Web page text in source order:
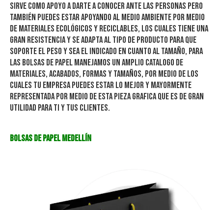
Sirve como apoyo a darte a conocer ante las personas pero
también puedes estar apoyando al medio ambiente por medio
de materiales ecológicos y reciclables, los cuales tiene una
gran resistencia y se adapta al tipo de producto para que
soporte el peso y sea el indicado en cuanto al tamaño, para
las bolsas de papel manejamos un amplio catalogo de
materiales, acabados, formas y tamaños, por medio de los
cuales tu empresa puedes estar lo mejor y mayormente
representada por medio de esta pieza grafica que es de gran
utilidad para ti y tus clientes.
Bolsas de PapelMedellín